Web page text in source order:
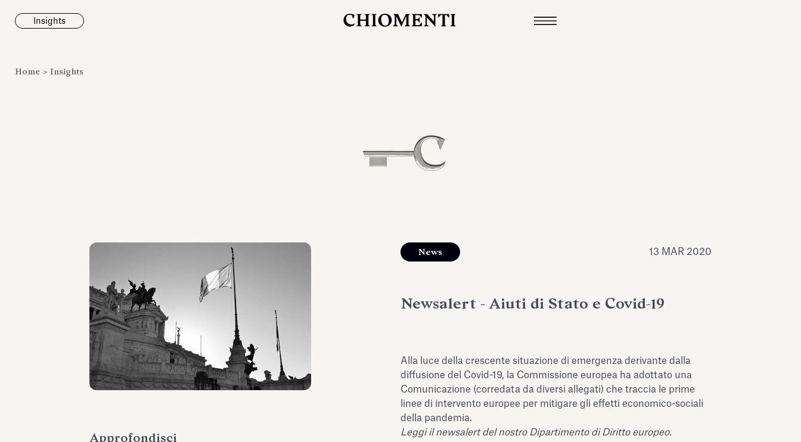
Insights
Leggi tutto
Home > Insights
Approfondisci
News 13 MAR 2020
Newsalert - Aiuti di Stato e Covid-19
Alla luce della crescente situazione di emergenza derivante dalla
diffusione del Covid-19, la Commissione europea ha adottato una
Comunicazione (corredata da diversi allegati) che traccia le prime
linee di intervento europee per mitigare gli effetti economico-sociali
della pandemia.
Leggi il newsalert del nostro Dipartimento di Diritto europeo.